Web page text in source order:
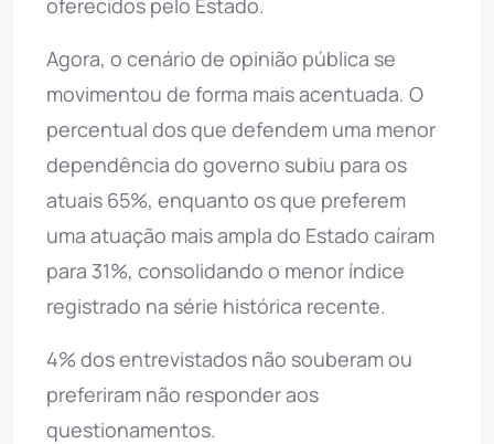
Agora, o cenário de opinião pública se
movimentou de forma mais acentuada. O
percentual dos que defendem uma menor
dependência do governo subiu para os
atuais 65%, enquanto os que preferem
uma atuação mais ampla do Estado caíram
para 31%, consolidando o menor índice
registrado na série histórica recente.
4% dos entrevistados não souberam ou
preferiram não responder aos
questionamentos.